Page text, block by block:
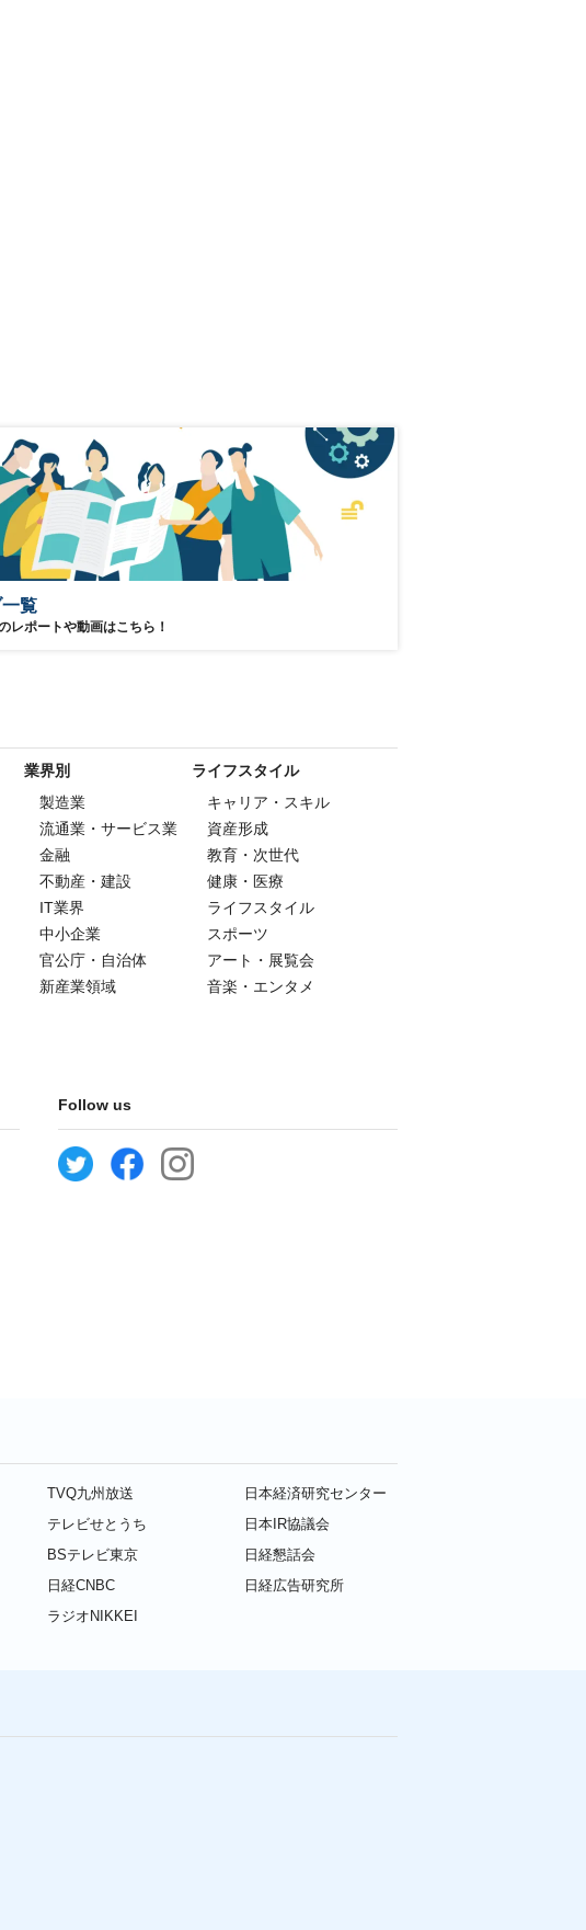
覧
レポートや動画はこちら！
業界別
製造業
流通業・サービス業
金融
不動産・建設
IT業界
中小企業
官公庁・自治体
新産業領域
ライフスタイル
キャリア・スキル
資産形成
教育・次世代
健康・医療
ライフスタイル
スポーツ
アート・展覧会
音楽・エンタメ
Follow us
TVQ九州放送
テレビせとうち
BSテレビ東京
日経CNBC
ラジオNIKKEI
日本経済研究センター
日本IR協議会
日経懇話会
日経広告研究所